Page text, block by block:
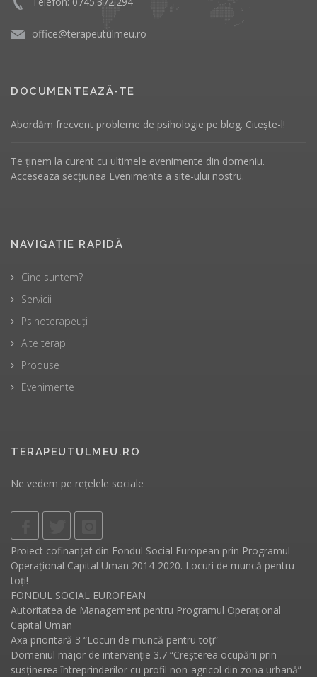
office@terapeutulmeu.ro
DOCUMENTEAZĂ-TE
Abordăm frecvent probleme de psihologie pe blog. Citește-l!
Te ținem la curent cu ultimele evenimente din domeniu.
Acceseaza secțiunea Evenimente a site-ului nostru.
NAVIGAȚIE RAPIDĂ
Cine suntem?
Servicii
Psihoterapeuți
Alte terapii
Produse
Evenimente
TERAPEUTULMEU.RO
Ne vedem pe rețelele sociale
Proiect cofinanțat din Fondul Social European prin Programul
Operațional Capital Uman 2014-2020. Locuri de muncă pentru
toți!
FONDUL SOCIAL EUROPEAN
Autoritatea de Management pentru Programul Operațional
Capital Uman
Axa prioritară 3 “Locuri de muncă pentru toți”
Domeniul major de intervenție 3.7 “Creșterea ocupării prin
susținerea întreprinderilor cu profil non-agricol din zona urbană”